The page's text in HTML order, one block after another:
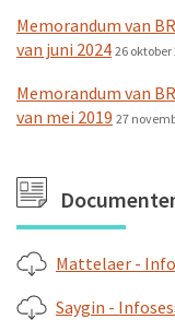
Memorandum van
van juni 2024 26 oktober
Memorandum van
van mei 2019 27
Mattelaer -
Saygin -